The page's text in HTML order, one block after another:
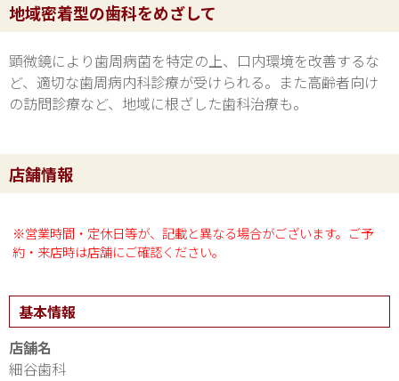
地域密着型の歯科をめざして
顕微鏡により歯周病菌を特定の上、口内環境を改善するな
ど、適切な歯周病内科診療が受けられる。また高齢者向け
の訪問診療など、地域に根ざした歯科治療も。
店舗情報
※営業時間・定休日等が、記載と異なる場合がございます。ご予
約・来店時は店舗にご確認ください。
基本情報
店舗名
細谷歯科